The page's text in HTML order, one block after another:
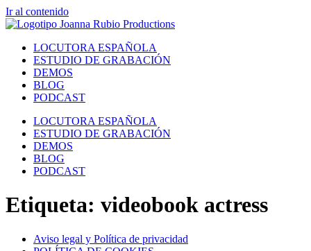
Ir al contenido
LOCUTORA ESPAÑOLA
ESTUDIO DE GRABACIÓN
DEMOS
BLOG
PODCAST
LOCUTORA ESPAÑOLA
ESTUDIO DE GRABACIÓN
DEMOS
BLOG
PODCAST
Etiqueta: videobook actress
Aviso legal y Política de privacidad